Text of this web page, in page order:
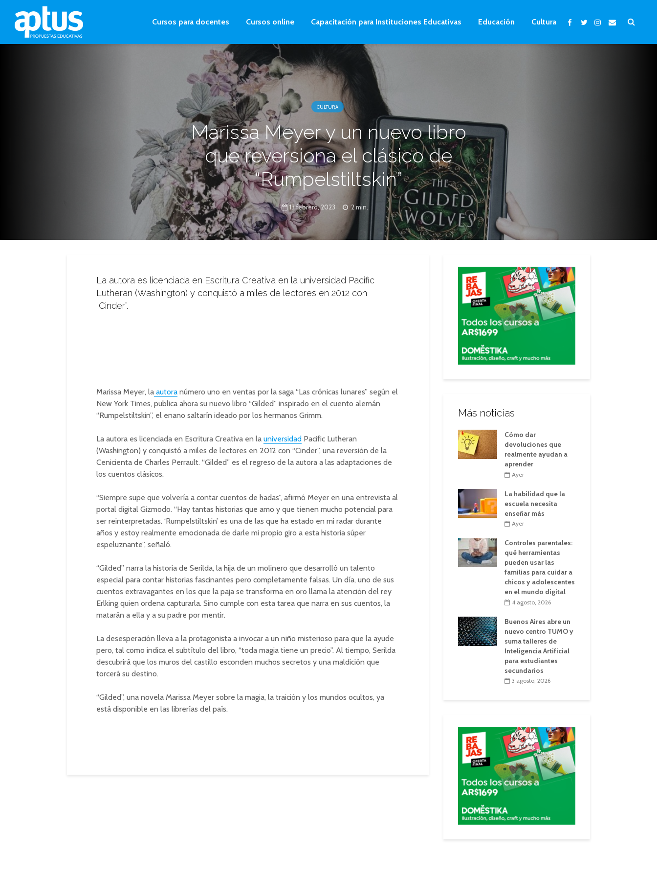
Cursos para docentes Cursos online Capacitación para Instituciones Educativas Educación Cultura
CULTURA
Marissa Meyer y un nuevo libro
que reversiona el clásico de
“Rumpelstiltskin”
13 febrero, 2023 2 min.
La autora es licenciada en Escritura Creativa en la universidad Pacific
Lutheran (Washington) y conquistó a miles de lectores en 2012 con
“Cinder”.
Marissa Meyer, la autora número uno en ventas por la saga “Las crónicas lunares” según el
New York Times, publica ahora su nuevo libro “Gilded” inspirado en el cuento alemán
“Rumpelstiltskin”, el enano saltarín ideado por los hermanos Grimm.
La autora es licenciada en Escritura Creativa en la universidad Pacific Lutheran
(Washington) y conquistó a miles de lectores en 2012 con “Cinder”, una reversión de la
Cenicienta de Charles Perrault. “Gilded” es el regreso de la autora a las adaptaciones de
los cuentos clásicos.
“Siempre supe que volvería a contar cuentos de hadas”, afirmó Meyer en una entrevista al
portal digital Gizmodo. “Hay tantas historias que amo y que tienen mucho potencial para
ser reinterpretadas. ‘Rumpelstiltskin’ es una de las que ha estado en mi radar durante
años y estoy realmente emocionada de darle mi propio giro a esta historia súper
espeluznante”, señaló.
“Gilded” narra la historia de Serilda, la hija de un molinero que desarrolló un talento
especial para contar historias fascinantes pero completamente falsas. Un día, uno de sus
cuentos extravagantes en los que la paja se transforma en oro llama la atención del rey
Erlking quien ordena capturarla. Sino cumple con esta tarea que narra en sus cuentos, la
matarán a ella y a su padre por mentir.
La desesperación lleva a la protagonista a invocar a un niño misterioso para que la ayude
pero, tal como indica el subtítulo del libro, “toda magia tiene un precio”. Al tiempo, Serilda
descubrirá que los muros del castillo esconden muchos secretos y una maldición que
torcerá su destino.
“Gilded”, una novela Marissa Meyer sobre la magia, la traición y los mundos ocultos, ya
está disponible en las librerías del país.
Más noticias
Cómo dar
devoluciones que
realmente ayudan a
aprender
Ayer
La habilidad que la
escuela necesita
enseñar más
Ayer
Controles parentales:
qué herramientas
pueden usar las
familias para cuidar a
chicos y adolescentes
en el mundo digital
4 agosto, 2026
Buenos Aires abre un
nuevo centro TUMO y
suma talleres de
Inteligencia Artificial
para estudiantes
secundarios
3 agosto, 2026